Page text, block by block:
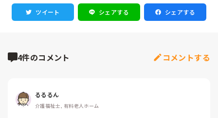
ツイート シェアする シェアする
4件のコメント コメントする
るるるん
介護福祉士, 有料老人ホーム